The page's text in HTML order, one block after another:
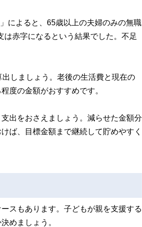
によると、65歳以上の夫婦のみの無職
赤字になるという結果でした。不足
しましょう。老後の生活費と現在の
度の金額がおすすめです。
出をおさえましょう。減らせた金額分
ば、目標金額まで継続して貯めやすく
スもあります。子どもが親を支援する
めましょう。